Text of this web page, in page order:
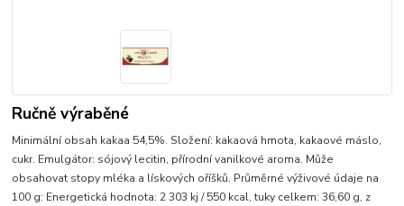
Ručně výraběné
Minimální obsah kakaa 54,5%. Složení: kakaová hmota, kakaové máslo,
cukr. Emulgátor: sójový lecitin, přírodní vanilkové aroma. Může
obsahovat stopy mléka a lískových oříšků. Průměrné výživové údaje na
100 g: Energetická hodnota: 2 303 kj / 550 kcal, tuky celkem: 36,60 g, z